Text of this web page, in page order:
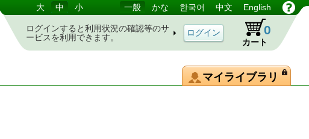
大 中 小 一般 かな 한국어 中文 English
ログインすると利用状況の確認等のサ
ービスを利用できます。
カート
0
マイライブラリ